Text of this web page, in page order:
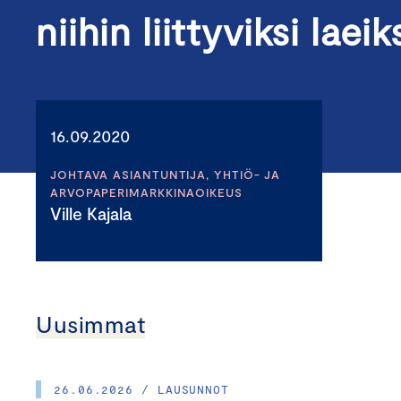
niihin liittyviksi
16.09.2020
JOHTAVA ASIANTUNTIJA, YHTIÖ- JA
ARVOPAPERIMARKKINAOIKEUS
Ville Kajala
Uusimmat
26.06.2026 / LAUSUNNOT